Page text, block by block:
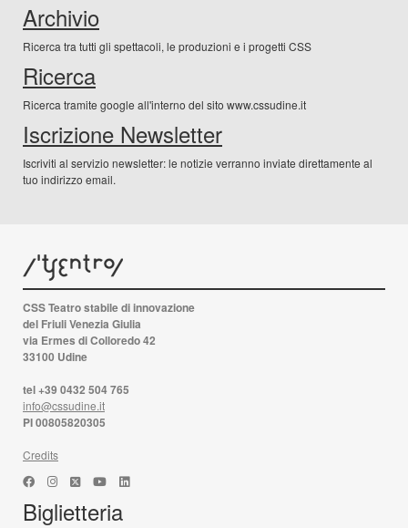
Archivio
Ricerca tra tutti gli spettacoli, le produzioni e i progetti CSS
Ricerca
Ricerca tramite google all'interno del sito www.cssudine.it
Iscrizione Newsletter
Iscriviti al servizio newsletter: le notizie verranno inviate direttamente al
tuo indirizzo email.
CSS Teatro stabile di innovazione
del Friuli Venezia Giulia
via Ermes di Colloredo 42
33100 Udine
tel +39 0432 504 765
info@cssudine.it
PI 00805820305
Credits
Biglietteria